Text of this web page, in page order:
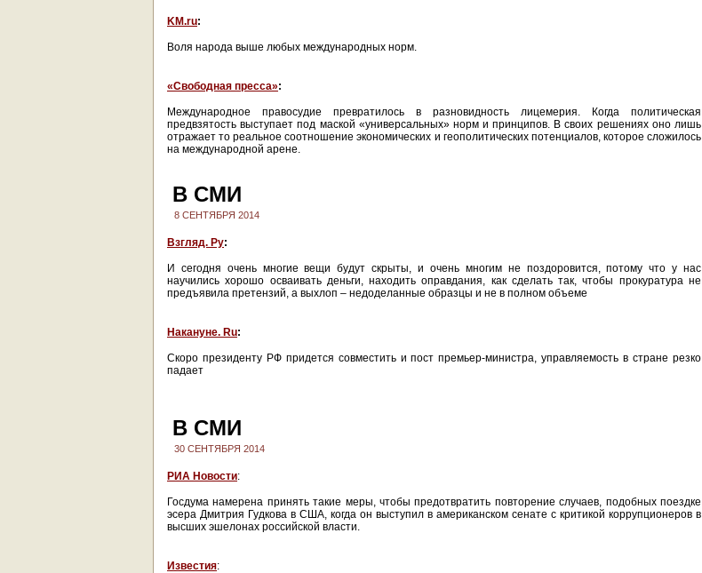
KM.ru:
Воля народа выше любых международных норм.
«Свободная пресса»:
Международное правосудие превратилось в разновидность лицемерия. Когда политическая
предвзятость выступает под маской «универсальных» норм и принципов. В своих решениях оно лишь
отражает то реальное соотношение экономических и геополитических потенциалов, которое сложилось
на международной арене.
В СМИ
8 СЕНТЯБРЯ 2014
Взгляд. Ру:
И сегодня очень многие вещи будут скрыты, и очень многим не поздоровится, потому что у нас
научились хорошо осваивать деньги, находить оправдания, как сделать так, чтобы прокуратура не
предъявила претензий, а выхлоп – недоделанные образцы и не в полном объеме
Накануне. Ru:
Скоро президенту РФ придется совместить и пост премьер-министра, управляемость в стране резко
падает
В СМИ
30 СЕНТЯБРЯ 2014
РИА Новости:
Госдума намерена принять такие меры, чтобы предотвратить повторение случаев, подобных поездке
эсера Дмитрия Гудкова в США, когда он выступил в американском сенате с критикой коррупционеров в
высших эшелонах российской власти.
Известия: